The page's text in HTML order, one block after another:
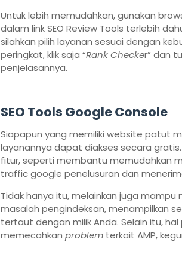
Untuk lebih memudahkan, gunakan
dalam link SEO Review Tools terlebih
silahkan pilih layanan sesuai dengan
peringkat, klik saja “Rank Checker” dan
penjelasannya.
SEO Tools Google Console
Siapapun yang memiliki website patut
layanannya dapat diakses secara
fitur, seperti membantu memudahkan
traffic google penelusuran dan
Tidak hanya itu, melainkan juga
masalah pengindeksan, menampilkan
tertaut dengan milik Anda. Selain itu,
memecahkan problemterkait AMP,